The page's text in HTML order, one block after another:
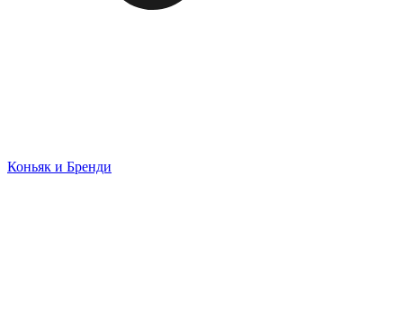
Коньяк и Бренди